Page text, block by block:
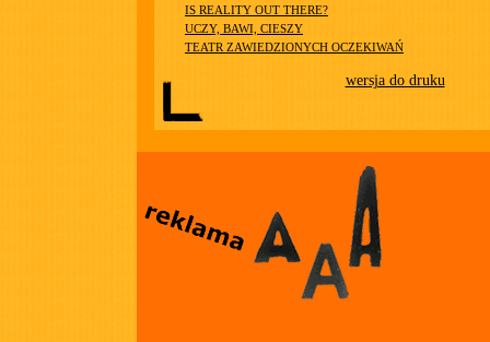
IS REALITY OUT THERE?
UCZY, BAWI, CIESZY
TEATR ZAWIEDZIONYCH OCZEKIWAŃ
wersja do druku